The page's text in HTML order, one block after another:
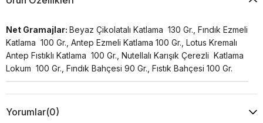
Net Gramajlar: Beyaz Çikolatalı Katlama 130 Gr., Fındık Ezmeli
Katlama 100 Gr., Antep Ezmeli Katlama 100 Gr., Lotus Kremalı
Antep Fıstıklı Katlama 100 Gr., Nutellalı Karışık Çerezli Katlama
Lokum 100 Gr., Fındık Bahçesi 90 Gr., Fıstık Bahçesi 100 Gr.
Yorumlar(0)